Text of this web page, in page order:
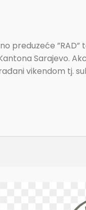
preduzeće
Sarajevo.
vikendom tj.